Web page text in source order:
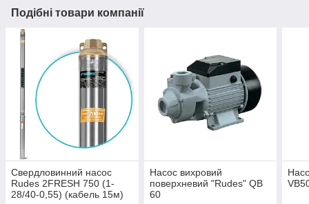
Подібні товари компанії
Свердловинний насос
Rudes 2FRESH 750 (1-
28/40-0,55) (кабель 15м)
Насос вихровий
поверхневий "Rudes" QB
60